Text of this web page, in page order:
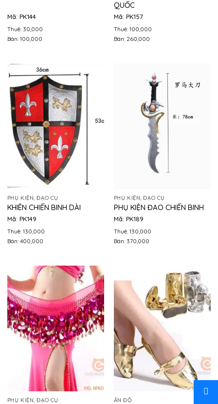
Mã: PK144
Thuê: 30,000
Bán: 100,000
QUỐC
Mã: PK157
Thuê: 100,000
Bán: 260,000
PHỤ KIỆN, ĐẠO CỤ
KHIÊN CHIẾN BINH DÀI
Mã: PK149
Thuê: 130,000
Bán: 400,000
PHỤ KIỆN, ĐẠO CỤ
PHỤ KIỆN ĐAO CHIẾN BINH
Mã: PK189
Thuê: 130,000
Bán: 370,000
PHỤ KIỆN, ĐẠO CỤ ẤN ĐỘ